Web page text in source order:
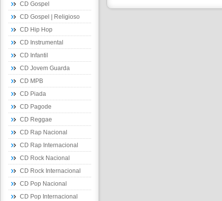
CD Gospel
CD Gospel | Religioso
CD Hip Hop
CD Instrumental
CD Infantil
CD Jovem Guarda
CD MPB
CD Piada
CD Pagode
CD Reggae
CD Rap Nacional
CD Rap Internacional
CD Rock Nacional
CD Rock Internacional
CD Pop Nacional
CD Pop Internacional